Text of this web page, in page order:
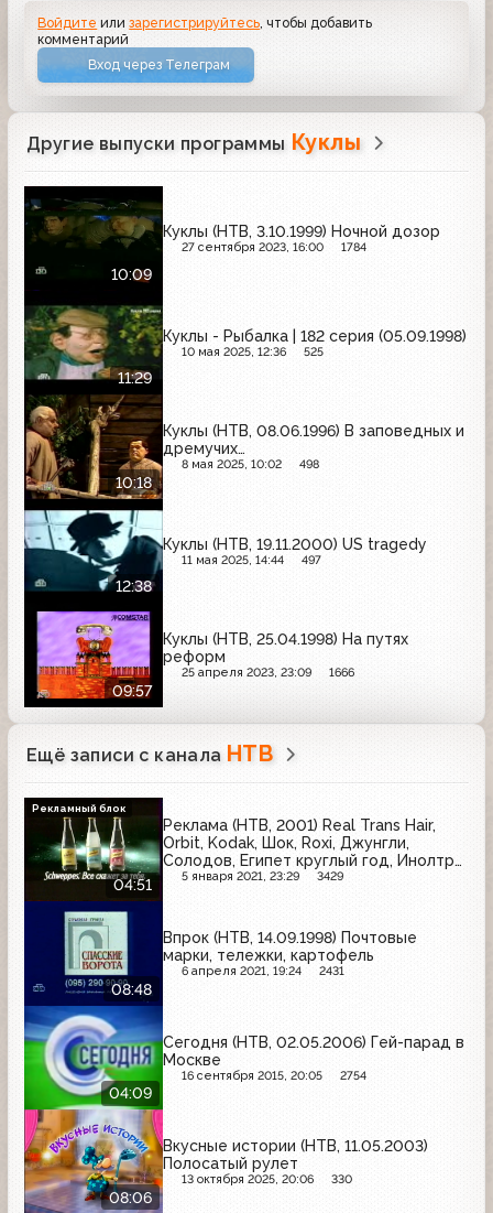
Войдите илизарегистрируйтесь , чтобы добавить
комментарий
Вход через Телеграм
Другие выпуски программы Куклы
10:09
Куклы (НТВ, 3.10.1999) Ночной дозор
27 сентября 2023, 16:00 1784
11:29
Куклы - Рыбалка | 182 серия (05.09.1998)
10 мая 2025, 12:36 525
10:18
Куклы (НТВ, 08.06.1996) В заповедных и
дремучих…
8 мая 2025, 10:02 498
12:38
Куклы (НТВ, 19.11.2000) US tragedy
11 мая 2025, 14:44 497
09:57
Куклы (НТВ, 25.04.1998) На путях
реформ
25 апреля 2023, 23:09 1666
Ещё записи с канала НТВ
04:51
Реклама (НТВ, 2001) Real Trans Hair,
Orbit, Kodak, Шок, Roxi, Джунгли,
Солодов, Египет круглый год, Инолтра,
Доктор Дизель, Московская сотовая
5 января 2021, 23:29 3429
Рекламный блок
08:48
Впрок (НТВ, 14.09.1998) Почтовые
марки, тележки, картофель
6 апреля 2021, 19:24 2431
04:09
Сегодня (НТВ, 02.05.2006) Гей-парад в
Москве
16 сентября 2015, 20:05 2754
08:06
Вкусные истории (НТВ, 11.05.2003)
Полосатый рулет
13 октября 2025, 20:06 330